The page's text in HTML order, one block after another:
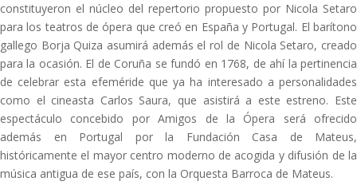
constituyeron el núcleo del repertorio propuesto por Nicola Setaro
para los teatros de ópera que creó en España y Portugal. El barítono
gallego Borja Quiza asumirá además el rol de Nicola Setaro, creado
para la ocasión. El de Coruña se fundó en 1768, de ahí la pertinencia
de celebrar esta efeméride que ya ha interesado a personalidades
como el cineasta Carlos Saura, que asistirá a este estreno. Este
espectáculo concebido por Amigos de la Ópera será ofrecido
además en Portugal por la Fundación Casa de Mateus,
históricamente el mayor centro moderno de acogida y difusión de la
música antigua de ese país, con la Orquesta Barroca de Mateus.